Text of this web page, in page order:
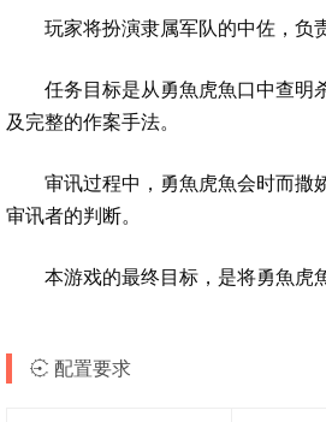
玩家将扮演隶属军队的中佐，负
任务目标是从勇魚虎魚口中查明
及完整的作案手法。
审讯过程中，勇魚虎魚会时而撒
审讯者的判断。
本游戏的最终目标，是将勇魚虎
配置要求